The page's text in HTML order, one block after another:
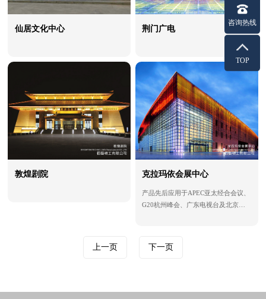
仙居文化中心 荆门广电
敦煌剧院 克拉玛依会展中心
产品先后应用于APEC亚太经合会议、
G20杭州峰会、广东电视台及北京人
上一页 下一页
咨询热线
TOP